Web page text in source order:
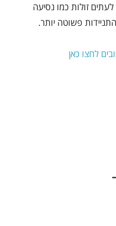
לעתים זולות כמו נסיעה
פשוטה יותר.
לחצו כאן